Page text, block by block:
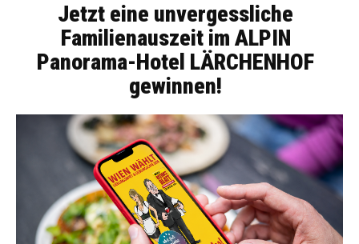
Jetzt eine unvergessliche
Familienauszeit im ALPIN
Panorama-Hotel LÄRCHENHOF
gewinnen!